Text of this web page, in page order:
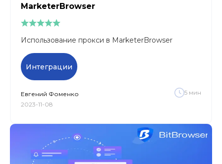
MarketerBrowser
Использование прокси в MarketerBrowser
Интеграции
Евгений Фоменко
2023-11-08
5 мин